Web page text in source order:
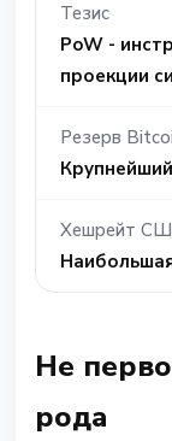
Тезис
PoW -
проекции
Резерв
Хешрейт
Не
рода